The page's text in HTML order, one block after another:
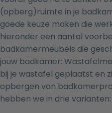
(opberg)ruimte in je
goede keuze maken die
hieronder een aantal
badkamermeubels die
jouw badkamer:
bij je wastafel geplaatst en
opbergen van
hebben we in drie varianten: